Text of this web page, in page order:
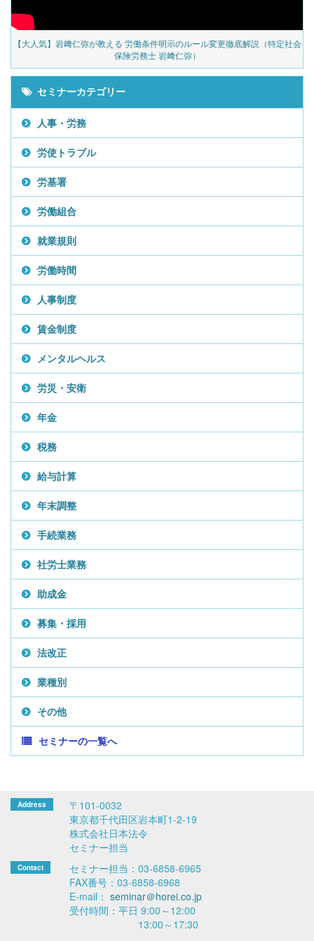
【大人気】岩﨑仁弥が教える 労働条件明示のルール変更徹底解説（特定社会
保険労務士 岩﨑仁弥）
セミナーカテゴリー
人事・労務
労使トラブル
労基署
労働組合
就業規則
労働時間
人事制度
賃金制度
メンタルヘルス
労災・安衛
年金
税務
給与計算
年末調整
手続業務
社労士業務
助成金
募集・採用
法改正
業種別
その他
セミナーの一覧へ
〒101-0032
東京都千代田区岩本町1-2-19
株式会社日本法令
セミナー担当
セミナー担当：03-6858-6965
FAX番号：03-6858-6968
E-mail： seminar＠horei.co.jp
受付時間：平日 9:00～12:00
13:00～17:30